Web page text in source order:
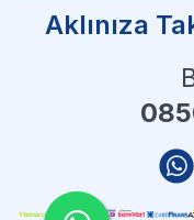
Aklınıza